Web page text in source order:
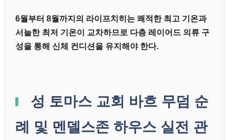
6월부터 8월까지의 라이프치히는 쾌적한 최고 기온과
서늘한 최저 기온이 교차하므로 다층 레이어드 의류 구
성을 통해 신체 컨디션을 유지해야 한다.
성 토마스 교회 바흐 무덤 순
례 및 멘델스존 하우스 실전 관